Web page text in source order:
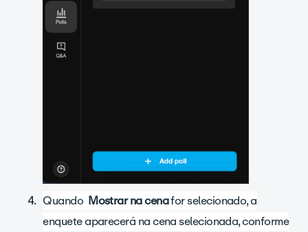
Quando Mostrar na cenafor selecionado, a
enquete aparecerá na cena selecionada, conforme